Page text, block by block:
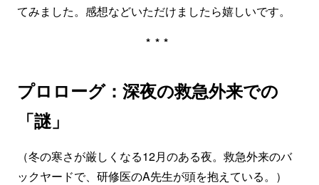
てみました。感想などいただけましたら嬉しいです。
***
プロローグ：深夜の救急外来での
「謎」
（冬の寒さが厳しくなる12月のある夜。救急外来のバ
ックヤードで、研修医のA先生が頭を抱えている。）